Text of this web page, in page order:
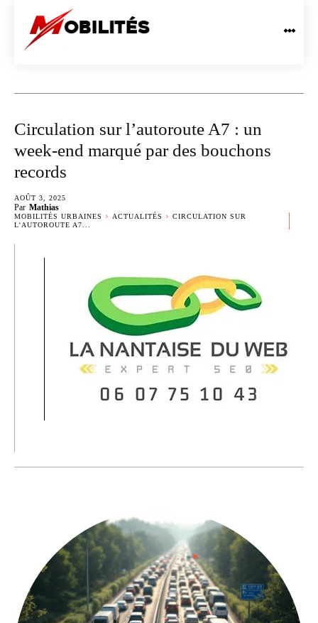
Circulation sur l’autoroute A7 : un
week-end marqué par des bouchons
records
AOÛT 3, 2025
Par Mathias
MOBILITÉS URBAINES ACTUALITÉS
CIRCULATION SUR
L'AUTOROUTE A7...